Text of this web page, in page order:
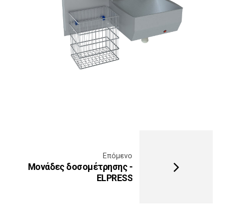
Επόμενο
Μονάδες δοσομέτρησης -
ELPRESS